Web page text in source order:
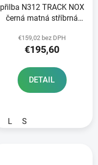
přilba N312 TRACK NOX
černá matná stříbrná
€159,02 bez DPH
€195,60
DETAIL
L S